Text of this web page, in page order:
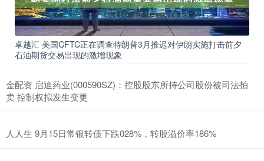
卓越汇 美国CFTC正在调查特朗普3月推迟对伊朗实施打击前夕
石油期货交易出现的激增现象
金配资 启迪药业(000590SZ)：控股股东所持公司股份被司法拍
卖 控制权拟发生变更
人人生 9月15日常银转债下跌028%，转股溢价率186%